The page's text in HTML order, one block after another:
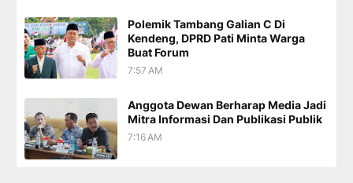
Polemik Tambang Galian C Di
Kendeng, DPRD Pati Minta Warga
Buat Forum
7:57 AM
Anggota Dewan Berharap Media Jadi
Mitra Informasi Dan Publikasi Publik
7:16 AM